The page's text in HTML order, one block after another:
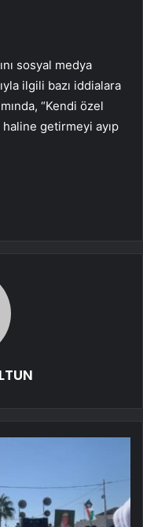
sosyal medya
ilgili bazı iddialara
“Kendi özel
getirmeyi ayıp